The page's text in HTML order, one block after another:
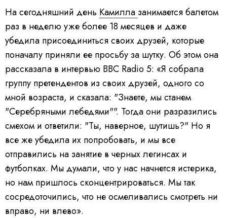
На сегодняшний день Камилла занимается балетом
раз в неделю уже более 18 месяцев и даже
убедила присоединиться своих друзей, которые
поначалу приняли ее просьбу за шутку. Об этом она
рассказала в интервью BBC Radio 5: «Я собрала
группу претендентов из своих друзей, одного со
мной возраста, и сказала: "Знаете, мы станем
"Серебряными лебедями"". Тогда они разразились
смехом и ответили: "Ты, наверное, шутишь?" Но я
все же убедила их попробовать, и мы все
отправились на занятие в черных легинсах и
футболках. Мы думали, что у нас начнется истерика,
но нам пришлось сконцентрироваться. Мы так
сосредоточились, что не осмеливались смотреть ни
вправо, ни влево».